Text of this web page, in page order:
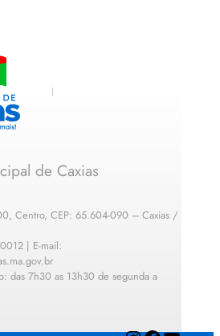
de Caxias
Centro, CEP: 65.604-090 – Caxias /
| E-mail:
das 7h30 as 13h30 de segunda a